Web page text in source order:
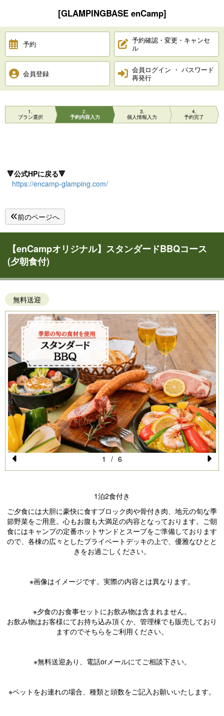
[GLAMPINGBASE enCamp]
予約
予約確認・変更・キャンセ
ル
会員登録
会員ログイン ・ パスワード
再発行
1
プラン選択
2
予約内容入力
3
個人情報入力
4
予約完了
🔻公式HPに戻る🔻
https://encamp-glamping.com/
前のページへ
【enCampオリジナル】スタンダードBBQコース
(夕朝食付)
無料送迎
Pr
o
u
s
N
1 / 6
1泊2食付き
ご夕食には大胆に豪快に食すブロック肉や骨付き肉、地元の旬な季
節野菜をご用意。心もお腹も大満足の内容となっております。ご朝
食にはキャンプの定番ホットサンドとスープをご準備しております
ので、各棟の広々としたプライベートデッキの上で、優雅なひとと
きをお過ごしください。
※画像はイメージです。実際の内容とは異なります。
※夕食のお食事セットにお飲み物は含まれません。
お飲み物はお客様にてお持ち込み頂くか、管理棟でも販売しており
ますのでそちらをご利用ください。
※無料送迎あり、電話orメールにてご相談下さい。
※ペットをお連れの場合、種類と頭数をご記入お願いいたします。